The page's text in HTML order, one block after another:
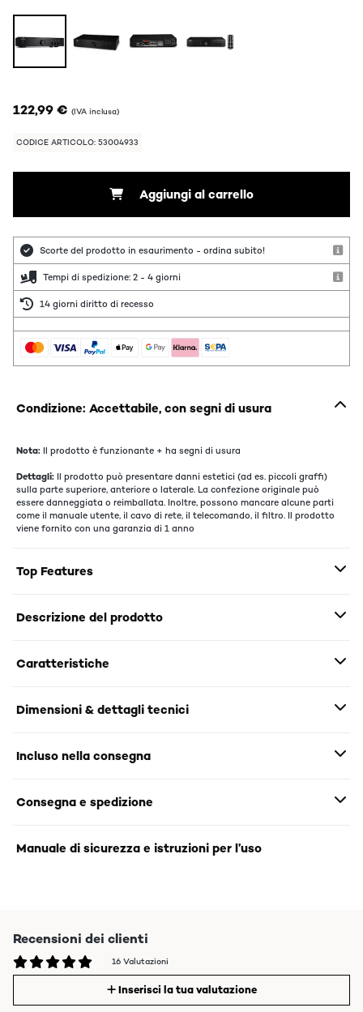
122,99 € (IVA inclusa)
CODICE ARTICOLO: 53004933
Aggiungi al carrello
Scorte del prodotto in esaurimento - ordina subito!
Tempi di spedizione: 2 - 4 giorni
14 giorni diritto di recesso
Condizione: Accettabile, con segni di usura
Nota: Il prodotto è funzionante + ha segni di usura
Dettagli: Il prodotto può presentare danni estetici (ad es. piccoli graffi)
sulla parte superiore, anteriore o laterale. La confezione originale può
essere danneggiata o reimballata. Inoltre, possono mancare alcune parti
come il manuale utente, il cavo di rete, il telecomando, il filtro. Il prodotto
viene fornito con una garanzia di 1 anno
Top Features
Descrizione del prodotto
Caratteristiche
Dimensioni & dettagli tecnici
Incluso nella consegna
Consegna e spedizione
Manuale di sicurezza e istruzioni per l’uso
Recensioni dei clienti
16 Valutazioni
Inserisci la tua valutazione